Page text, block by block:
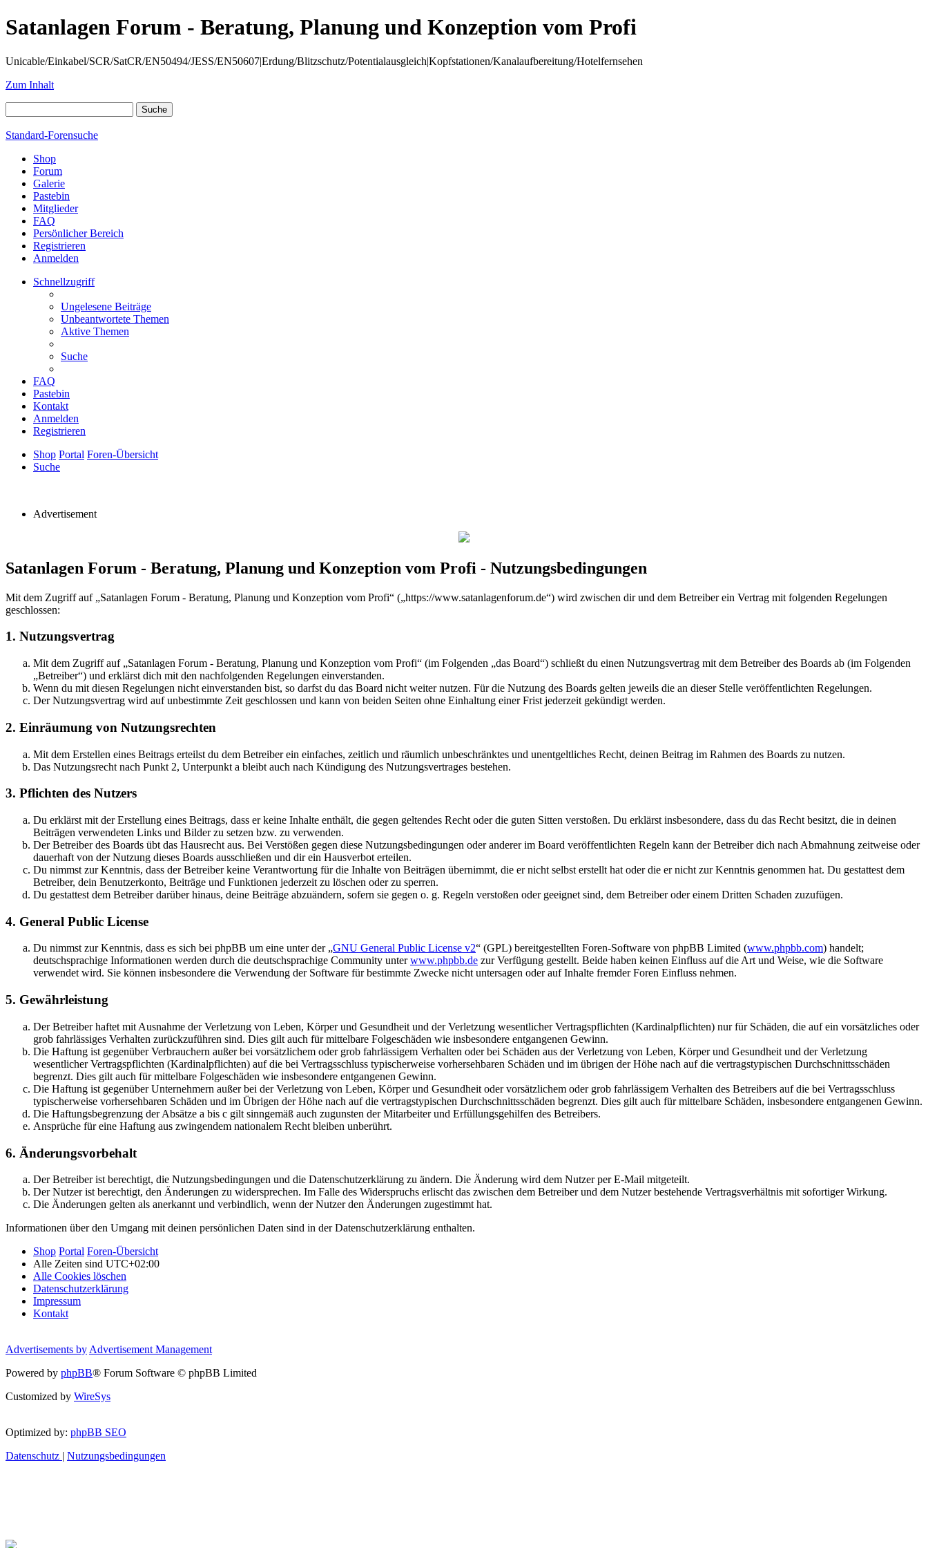
Satanlagen Forum - Beratung, Planung und Konzeption vom Profi
Unicable/Einkabel/SCR/SatCR/EN50494/JESS/EN50607|Erdung/Blitzschutz/Potentialausgleich|Kopfstationen/Kanalaufbereitung/Hotelfernsehen
Zum Inhalt
Standard-Forensuche
Shop
Forum
Galerie
Pastebin
Mitglieder
FAQ
Persönlicher Bereich
Registrieren
Anmelden
Schnellzugriff
Ungelesene Beiträge
Unbeantwortete Themen
Aktive Themen
Suche
FAQ
Pastebin
Kontakt
Anmelden
Registrieren
Shop Portal Foren-Übersicht
Suche
Advertisement
Satanlagen Forum - Beratung, Planung und Konzeption vom Profi - Nutzungsbedingungen
Mit dem Zugriff auf „Satanlagen Forum - Beratung, Planung und Konzeption vom Profi“ („https://www.satanlagenforum.de“) wird zwischen dir und dem Betreiber ein Vertrag mit folgenden Regelungen
geschlossen:
1. Nutzungsvertrag
Mit dem Zugriff auf „Satanlagen Forum - Beratung, Planung und Konzeption vom Profi“ (im Folgenden „das Board“) schließt du einen Nutzungsvertrag mit dem Betreiber des Boards ab (im Folgenden
„Betreiber“) und erklärst dich mit den nachfolgenden Regelungen einverstanden.
Wenn du mit diesen Regelungen nicht einverstanden bist, so darfst du das Board nicht weiter nutzen. Für die Nutzung des Boards gelten jeweils die an dieser Stelle veröffentlichten Regelungen.
Der Nutzungsvertrag wird auf unbestimmte Zeit geschlossen und kann von beiden Seiten ohne Einhaltung einer Frist jederzeit gekündigt werden.
2. Einräumung von Nutzungsrechten
Mit dem Erstellen eines Beitrags erteilst du dem Betreiber ein einfaches, zeitlich und räumlich unbeschränktes und unentgeltliches Recht, deinen Beitrag im Rahmen des Boards zu nutzen.
Das Nutzungsrecht nach Punkt 2, Unterpunkt a bleibt auch nach Kündigung des Nutzungsvertrages bestehen.
3. Pflichten des Nutzers
Du erklärst mit der Erstellung eines Beitrags, dass er keine Inhalte enthält, die gegen geltendes Recht oder die guten Sitten verstoßen. Du erklärst insbesondere, dass du das Recht besitzt, die in deinen
Beiträgen verwendeten Links und Bilder zu setzen bzw. zu verwenden.
Der Betreiber des Boards übt das Hausrecht aus. Bei Verstößen gegen diese Nutzungsbedingungen oder anderer im Board veröffentlichten Regeln kann der Betreiber dich nach Abmahnung zeitweise oder
dauerhaft von der Nutzung dieses Boards ausschließen und dir ein Hausverbot erteilen.
Du nimmst zur Kenntnis, dass der Betreiber keine Verantwortung für die Inhalte von Beiträgen übernimmt, die er nicht selbst erstellt hat oder die er nicht zur Kenntnis genommen hat. Du gestattest dem
Betreiber, dein Benutzerkonto, Beiträge und Funktionen jederzeit zu löschen oder zu sperren.
Du gestattest dem Betreiber darüber hinaus, deine Beiträge abzuändern, sofern sie gegen o. g. Regeln verstoßen oder geeignet sind, dem Betreiber oder einem Dritten Schaden zuzufügen.
4. General Public License
Du nimmst zur Kenntnis, dass es sich bei phpBB um eine unter der „GNU General Public License v2“ (GPL) bereitgestellten Foren-Software von phpBB Limited (www.phpbb.com) handelt;
deutschsprachige Informationen werden durch die deutschsprachige Community unterwww.phpbb.de zur Verfügung gestellt. Beide haben keinen Einfluss auf die Art und Weise, wie die Software
verwendet wird. Sie können insbesondere die Verwendung der Software für bestimmte Zwecke nicht untersagen oder auf Inhalte fremder Foren Einfluss nehmen.
5. Gewährleistung
Der Betreiber haftet mit Ausnahme der Verletzung von Leben, Körper und Gesundheit und der Verletzung wesentlicher Vertragspflichten (Kardinalpflichten) nur für Schäden, die auf ein vorsätzliches oder
grob fahrlässiges Verhalten zurückzuführen sind. Dies gilt auch für mittelbare Folgeschäden wie insbesondere entgangenen Gewinn.
Die Haftung ist gegenüber Verbrauchern außer bei vorsätzlichem oder grob fahrlässigem Verhalten oder bei Schäden aus der Verletzung von Leben, Körper und Gesundheit und der Verletzung
wesentlicher Vertragspflichten (Kardinalpflichten) auf die bei Vertragsschluss typischerweise vorhersehbaren Schäden und im übrigen der Höhe nach auf die vertragstypischen Durchschnittsschäden
begrenzt. Dies gilt auch für mittelbare Folgeschäden wie insbesondere entgangenen Gewinn.
Die Haftung ist gegenüber Unternehmern außer bei der Verletzung von Leben, Körper und Gesundheit oder vorsätzlichem oder grob fahrlässigem Verhalten des Betreibers auf die bei Vertragsschluss
typischerweise vorhersehbaren Schäden und im Übrigen der Höhe nach auf die vertragstypischen Durchschnittsschäden begrenzt. Dies gilt auch für mittelbare Schäden, insbesondere entgangenen Gewinn.
Die Haftungsbegrenzung der Absätze a bis c gilt sinngemäß auch zugunsten der Mitarbeiter und Erfüllungsgehilfen des Betreibers.
Ansprüche für eine Haftung aus zwingendem nationalem Recht bleiben unberührt.
6. Änderungsvorbehalt
Der Betreiber ist berechtigt, die Nutzungsbedingungen und die Datenschutzerklärung zu ändern. Die Änderung wird dem Nutzer per E-Mail mitgeteilt.
Der Nutzer ist berechtigt, den Änderungen zu widersprechen. Im Falle des Widerspruchs erlischt das zwischen dem Betreiber und dem Nutzer bestehende Vertragsverhältnis mit sofortiger Wirkung.
Die Änderungen gelten als anerkannt und verbindlich, wenn der Nutzer den Änderungen zugestimmt hat.
Informationen über den Umgang mit deinen persönlichen Daten sind in der Datenschutzerklärung enthalten.
Shop Portal Foren-Übersicht
Alle Zeiten sind UTC+02:00
Alle Cookies löschen
Datenschutzerklärung
Impressum
Kontakt
Advertisements by Advertisement Management
Powered by phpBB® Forum Software © phpBB Limited
Customized by WireSys
Optimized by: phpBB SEO
Datenschutz | Nutzungsbedingungen